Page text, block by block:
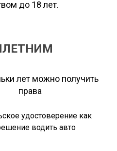
до 18 лет.
удостоверение как
водить авто